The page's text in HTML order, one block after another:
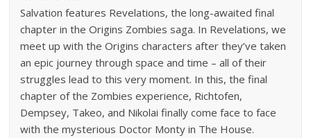
Salvation features Revelations, the long-awaited final
chapter in the Origins Zombies saga. In Revelations, we
meet up with the Origins characters after they’ve taken
an epic journey through space and time – all of their
struggles lead to this very moment. In this, the final
chapter of the Zombies experience, Richtofen,
Dempsey, Takeo, and Nikolai finally come face to face
with the mysterious Doctor Monty in The House.